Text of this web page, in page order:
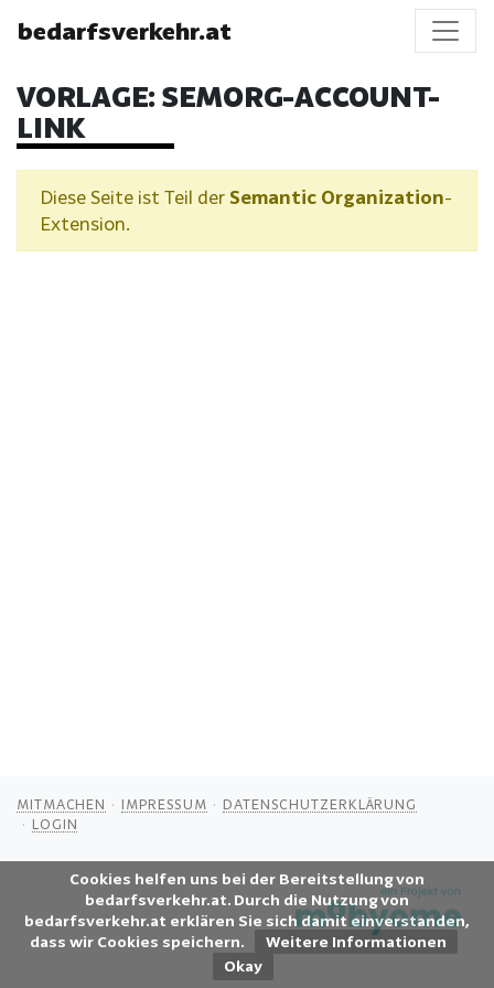
Cookies helfen uns bei der Bereitstellung von
bedarfsverkehr.at. Durch die Nutzung von
bedarfsverkehr.at erklären Sie sich damit einverstanden,
dass wir Cookies speichern.
Weitere Informationen
bedarfsverkehr.at
VORLAGE: SEMORG-ACCOUNT-
LINK
Diese Seite ist Teil der Semantic Organization-
Extension.
MITMACHEN IMPRESSUM
DATENSCHUTZERKLÄRUNG
LOGIN